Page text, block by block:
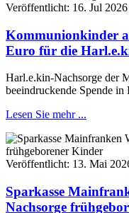
Veröffentlicht: 16. Jul 2026
Kommunionkinder
Euro für die
Harl.e.kin-Nachsorge der
beeindruckende Spende
Lesen Sie mehr ...
Veröffentlicht: 13. Mai
Sparkasse
Nachsorge